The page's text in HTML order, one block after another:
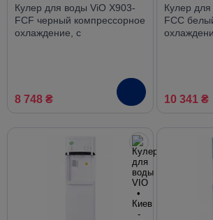
Кулер для воды ViO X903-
FCF черный компрессорное
охлаждение, с
8 748 ₴
Кулер
FCC
10 341 ₴